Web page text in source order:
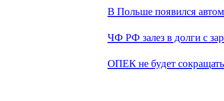
В Польше появился
ЧФ РФ залез в долги с
ОПЕК не будет